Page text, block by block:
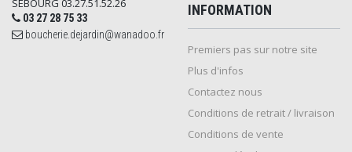
SEBOURG 03.27.51.52.26
03 27 28 75 33
boucherie.dejardin@wanadoo.fr
INFORMATION
Premiers pas sur notre site
Plus d'infos
Contactez nous
Conditions de retrait / livraison
Conditions de vente